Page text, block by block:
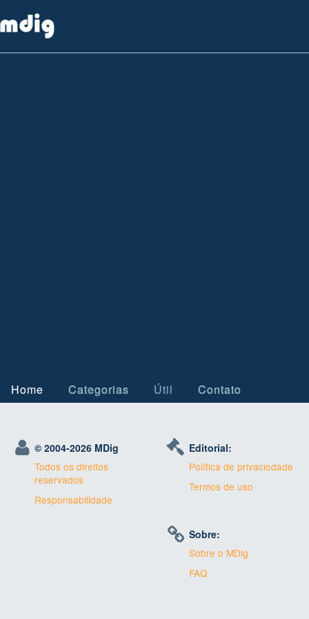
Home Categorias Útil Contato
© 2004-2026 MDig
Todos os direitos
reservados
Responsabilidade
Editorial:
Política de privaciodade
Termos de uso
Sobre:
Sobre o MDig
FAQ